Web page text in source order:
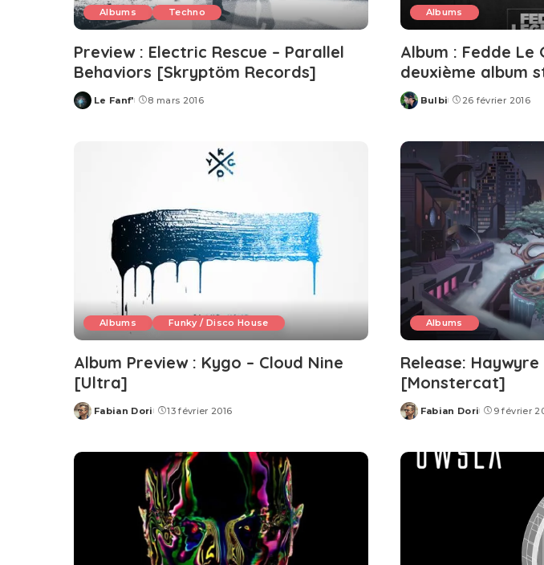
Albums Techno
Preview : Electric Rescue – Parallel
Behaviors [Skryptöm Records]
Posted
Le Fanf' 8 mars 2016
Albums
Album : Fedde
deuxième album
Posted
Bulbi 26 février 2016
Albums Funky / Disco House
Album Preview : Kygo – Cloud Nine
[Ultra]
Posted
Fabian Dori 13 février 2016
Albums
Release: Haywyre
[Monstercat]
Posted
Fabian Dori 9 février